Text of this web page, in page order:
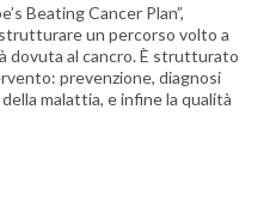
Beating Cancer Plan”,
un percorso volto a
dovuta al cancro. È strutturato
prevenzione, diagnosi
malattia, e infine la qualità